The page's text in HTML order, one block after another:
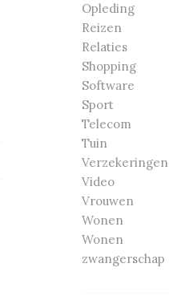
Opleding
Reizen
Relaties
Shopping
Software
Sport
Telecom
Tuin
Verzekeringen
Video
Vrouwen
Wonen
Wonen
zwangerschap